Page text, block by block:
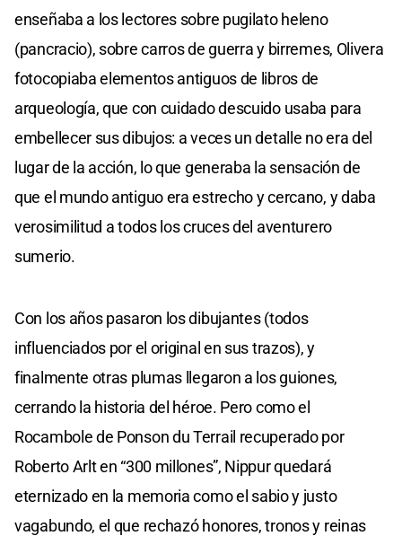
enseñaba a los lectores sobre pugilato heleno
(pancracio), sobre carros de guerra y birremes, Olivera
fotocopiaba elementos antiguos de libros de
arqueología, que con cuidado descuido usaba para
embellecer sus dibujos: a veces un detalle no era del
lugar de la acción, lo que generaba la sensación de
que el mundo antiguo era estrecho y cercano, y daba
verosimilitud a todos los cruces del aventurero
sumerio.
Con los años pasaron los dibujantes (todos
influenciados por el original en sus trazos), y
finalmente otras plumas llegaron a los guiones,
cerrando la historia del héroe. Pero como el
Rocambole de Ponson du Terrail recuperado por
Roberto Arlt en “300 millones”, Nippur quedará
eternizado en la memoria como el sabio y justo
vagabundo, el que rechazó honores, tronos y reinas